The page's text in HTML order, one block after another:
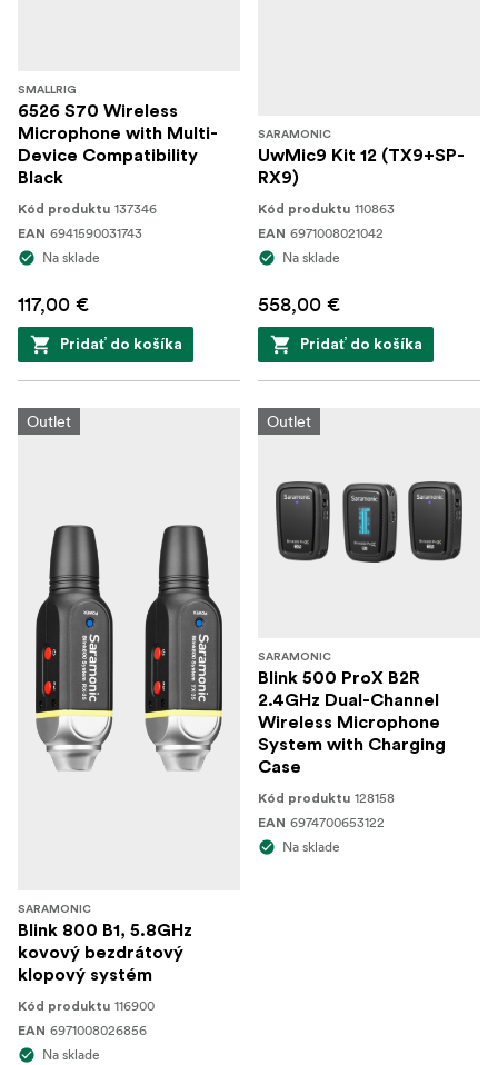
SMALLRIG
6526 S70 Wireless
Microphone with Multi-
Device Compatibility
Black
Kód produktu 137346
EAN 6941590031743
Na sklade
117,00 €
Pridať do košíka
SARAMONIC
UwMic9 Kit 12 (TX9+SP-
RX9)
Kód produktu 110863
EAN 6971008021042
Na sklade
558,00 €
Pridať do košíka
Outlet
SARAMONIC
Blink 800 B1, 5.8GHz
kovový bezdrátový
klopový systém
Kód produktu 116900
EAN 6971008026856
Na sklade
Outlet
SARAMONIC
Blink 500 ProX B2R
2.4GHz Dual-Channel
Wireless Microphone
System with Charging
Case
Kód produktu 128158
EAN 6974700653122
Na sklade